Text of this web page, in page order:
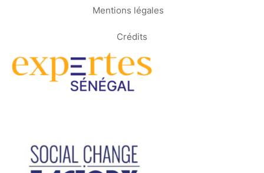
Mentions légales
Crédits